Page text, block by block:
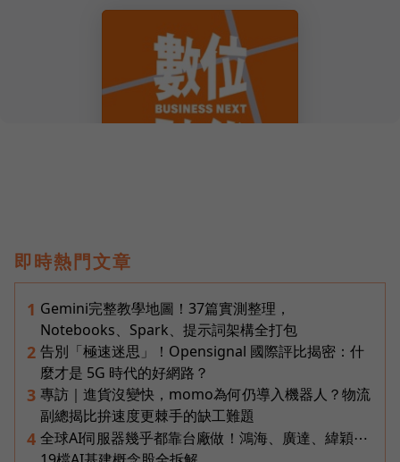
即時熱門文章
1 Gemini完整教學地圖！37篇實測整理，
Notebooks、Spark、提示詞架構全打包
2 告別「極速迷思」！Opensignal 國際評比揭密：什
麼才是 5G 時代的好網路？
3 專訪｜進貨沒變快，momo為何仍導入機器人？物流
副總揭比拚速度更棘手的缺工難題
4 全球AI伺服器幾乎都靠台廠做！鴻海、廣達、緯穎⋯